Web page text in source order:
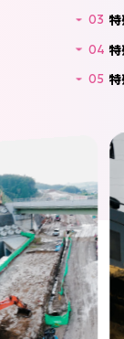
03
04
05